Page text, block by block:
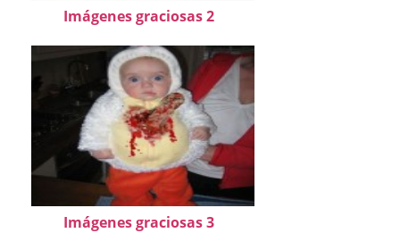
Imágenes graciosas 2
Imágenes graciosas 3